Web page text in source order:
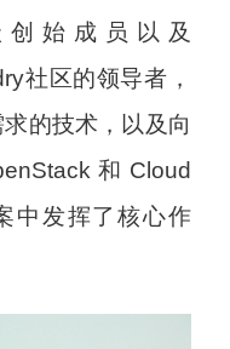
创始成员以及
社区的领导者，
的技术，以及向
和Cloud
中发挥了核心作